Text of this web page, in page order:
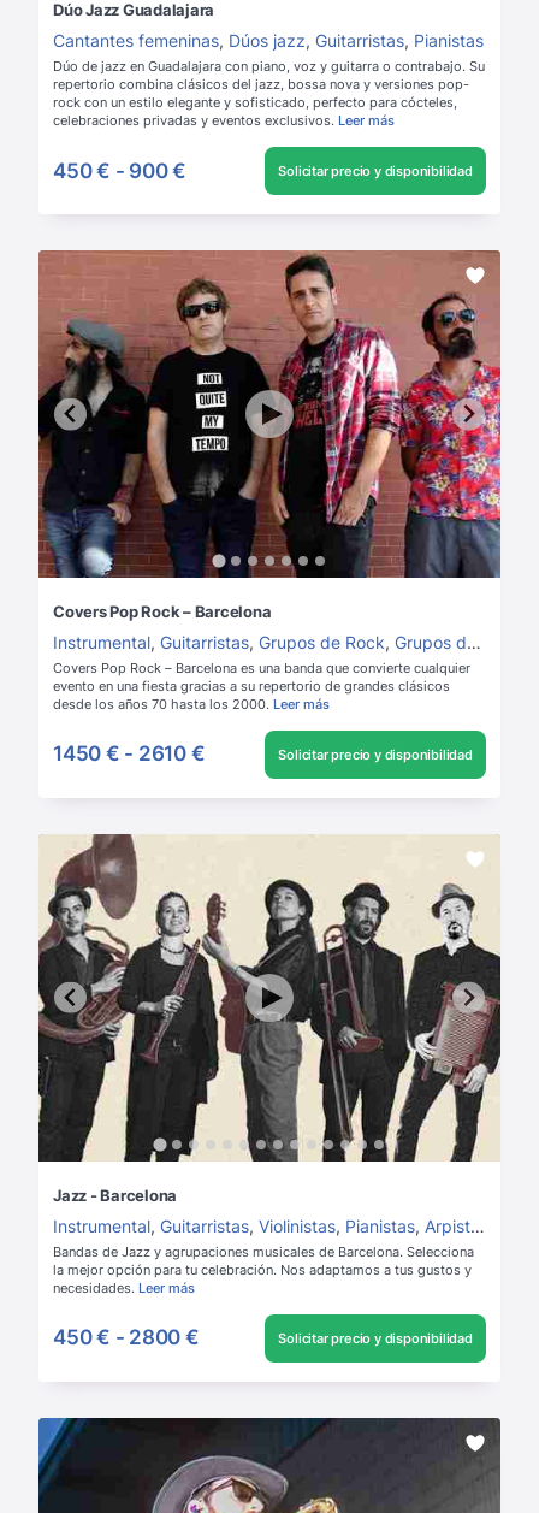
Dúo Jazz Guadalajara
Cantantes femeninas, Dúos jazz, Guitarristas, Pianistas
Dúo de jazz en Guadalajara con piano, voz y guitarra o contrabajo. Su
repertorio combina clásicos del jazz, bossa nova y versiones pop-
rock con un estilo elegante y sofisticado, perfecto para cócteles,
celebraciones privadas y eventos exclusivos. Leer más
450 € - 900 € Solicitar precio y disponibilidad
Covers Pop Rock – Barcelona
Instrumental, Guitarristas, Grupos de Rock, Grupos de versiones
Covers Pop Rock – Barcelona es una banda que convierte cualquier
evento en una fiesta gracias a su repertorio de grandes clásicos
desde los años 70 hasta los 2000. Leer más
1450 € - 2610 € Solicitar precio y disponibilidad
Jazz - Barcelona
Instrumental, Guitarristas, Violinistas, Pianistas, Arpistas
Bandas de Jazz y agrupaciones musicales de Barcelona. Selecciona
la mejor opción para tu celebración. Nos adaptamos a tus gustos y
necesidades. Leer más
450 € - 2800 € Solicitar precio y disponibilidad